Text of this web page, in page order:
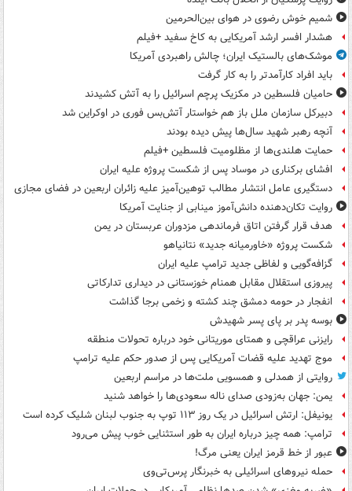
شمیم خوش رضوی در هوای بین‌الحرمین
هشدار افسر ارشد آمریکایی به کاخ سفید +فیلم
موشک‌های بالستیک ایران؛ چالش راهبردی آمریکا
باید افراد کارآمدتر را به کار گرفت
حامیان فلسطین در مکزیک پرچم اسرائیل را به آتش کشیدند
دبیرکل سازمان ملل باز هم خواستار آتش‌بس فوری در اوکراین شد
آنچه رهبر شهید سال‌ها پیش دیده بودند
حمایت هلندی‌ها از مظلومیت فلسطین +فیلم
افشای برکناری در موساد پس از شکست پروژه علیه ایران
دستگیری عامل انتشار مطالب توهین‌آمیز علیه زائران اربعین در فضای مجازی
روایت تکان‌دهنده دانش‌آموز مینابی از جنایت آمریکا
هدف قرار گرفتن اتاق‌ فرماندهی مزدوران عربستان در یمن
شکست پروژه «خاورمیانه جدید» نتانیاهو
گزافه‌گویی و لفاظی جدید ترامپ علیه ایران
پیروزی استقلال مقابل همنام خوزستانی در دیداری تدارکاتی
انفجار در حومه دمشق چند کشته و زخمی برجا گذاشت
بوسه‌ پدر بر پای پسر شهیدش
رایزنی عراقچی و همتای موریتانی خود درباره تحولات منطقه
موج تهدید علیه قضات آمریکایی پس از صدور حکم علیه ترامپ
روایتی از همدلی و همسویی ملت‌ها در مراسم اربعین
یمن: جهان به‌زودی صدای ناله سعودی‌ها را خواهد شنید
یونیفل: ارتش اسرائیل در یک روز ۱۱۳ توپ به جنوب لبنان شلیک کرده است
ترامپ: همه چیز درباره ایران به طور استثنایی خوب پیش می‌رود
عبور از خط قرمز ایران یعنی مرگ!
حمله نیروهای اسرائیلی به خبرنگار پرس‌تی‌وی